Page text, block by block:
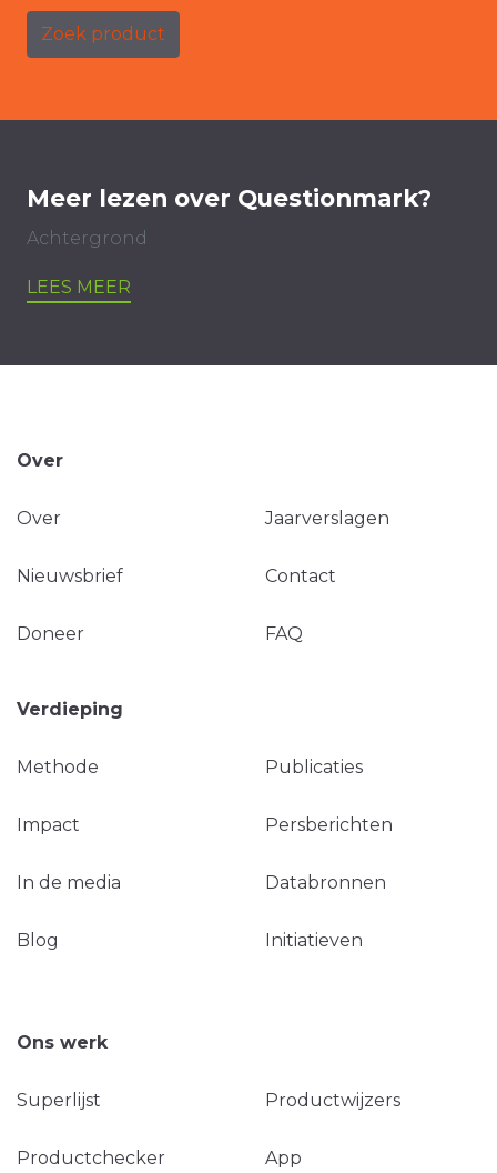
Zoek product
Meer lezen over Questionmark?
Achtergrond
LEES MEER
Over
Over Jaarverslagen
Nieuwsbrief Contact
Doneer FAQ
Verdieping
Methode Publicaties
Impact Persberichten
In de media Databronnen
Blog Initiatieven
Ons werk
Superlijst Productwijzers
Productchecker App